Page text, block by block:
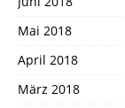
Mai 2018
April 2018
März 2018